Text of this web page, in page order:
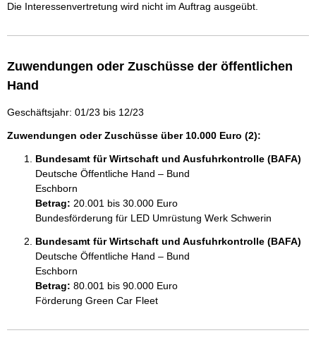
Die Interessenvertretung wird nicht im Auftrag ausgeübt.
Zuwendungen oder Zuschüsse der öffentlichen
Hand
Geschäftsjahr: 01/23 bis 12/23
Zuwendungen oder Zuschüsse über 10.000 Euro (2):
Bundesamt für Wirtschaft und Ausfuhrkontrolle (BAFA)
Deutsche Öffentliche Hand – Bund
Eschborn
Betrag: 20.001 bis 30.000 Euro
Bundesförderung für LED Umrüstung Werk Schwerin
Bundesamt für Wirtschaft und Ausfuhrkontrolle (BAFA)
Deutsche Öffentliche Hand – Bund
Eschborn
Betrag: 80.001 bis 90.000 Euro
Förderung Green Car Fleet